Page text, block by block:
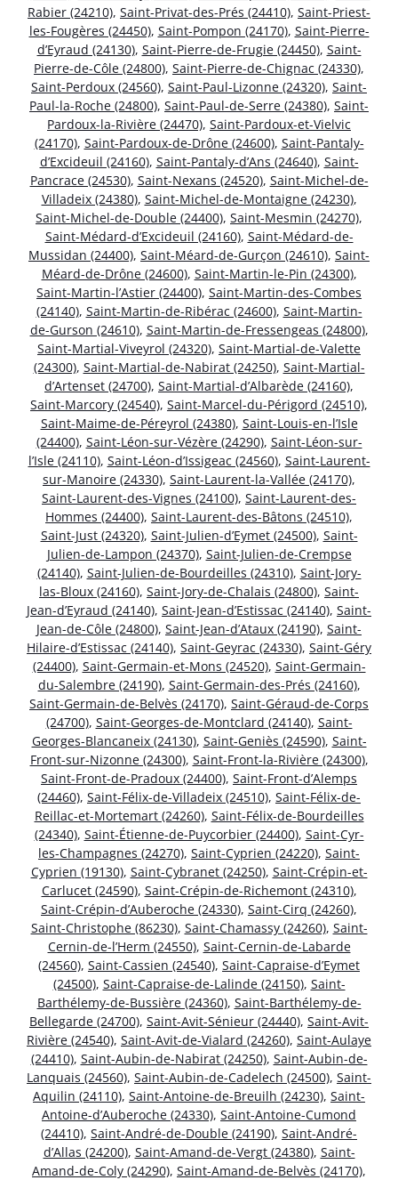
Rabier (24210), Saint-Privat-des-Prés (24410), Saint-Priest-
les-Fougères (24450), Saint-Pompon (24170), Saint-Pierre-
d’Eyraud (24130), Saint-Pierre-de-Frugie (24450), Saint-
Pierre-de-Côle (24800), Saint-Pierre-de-Chignac (24330),
Saint-Perdoux (24560), Saint-Paul-Lizonne (24320), Saint-
Paul-la-Roche (24800), Saint-Paul-de-Serre (24380), Saint-
Pardoux-la-Rivière (24470), Saint-Pardoux-et-Vielvic
(24170), Saint-Pardoux-de-Drône (24600), Saint-Pantaly-
d’Excideuil (24160), Saint-Pantaly-d’Ans (24640), Saint-
Pancrace (24530), Saint-Nexans (24520), Saint-Michel-de-
Villadeix (24380), Saint-Michel-de-Montaigne (24230),
Saint-Michel-de-Double (24400), Saint-Mesmin (24270),
Saint-Médard-d’Excideuil (24160), Saint-Médard-de-
Mussidan (24400), Saint-Méard-de-Gurçon (24610), Saint-
Méard-de-Drône (24600), Saint-Martin-le-Pin (24300),
Saint-Martin-l’Astier (24400), Saint-Martin-des-Combes
(24140), Saint-Martin-de-Ribérac (24600), Saint-Martin-
de-Gurson (24610), Saint-Martin-de-Fressengeas (24800),
Saint-Martial-Viveyrol (24320), Saint-Martial-de-Valette
(24300), Saint-Martial-de-Nabirat (24250), Saint-Martial-
d’Artenset (24700), Saint-Martial-d’Albarède (24160),
Saint-Marcory (24540), Saint-Marcel-du-Périgord (24510),
Saint-Maime-de-Péreyrol (24380), Saint-Louis-en-l’Isle
(24400), Saint-Léon-sur-Vézère (24290), Saint-Léon-sur-
l’Isle (24110), Saint-Léon-d’Issigeac (24560), Saint-Laurent-
sur-Manoire (24330), Saint-Laurent-la-Vallée (24170),
Saint-Laurent-des-Vignes (24100), Saint-Laurent-des-
Hommes (24400), Saint-Laurent-des-Bâtons (24510),
Saint-Just (24320), Saint-Julien-d’Eymet (24500), Saint-
Julien-de-Lampon (24370), Saint-Julien-de-Crempse
(24140), Saint-Julien-de-Bourdeilles (24310), Saint-Jory-
las-Bloux (24160), Saint-Jory-de-Chalais (24800), Saint-
Jean-d’Eyraud (24140), Saint-Jean-d’Estissac (24140), Saint-
Jean-de-Côle (24800), Saint-Jean-d’Ataux (24190), Saint-
Hilaire-d’Estissac (24140), Saint-Geyrac (24330), Saint-Géry
(24400), Saint-Germain-et-Mons (24520), Saint-Germain-
du-Salembre (24190), Saint-Germain-des-Prés (24160),
Saint-Germain-de-Belvès (24170), Saint-Géraud-de-Corps
(24700), Saint-Georges-de-Montclard (24140), Saint-
Georges-Blancaneix (24130), Saint-Geniès (24590), Saint-
Front-sur-Nizonne (24300), Saint-Front-la-Rivière (24300),
Saint-Front-de-Pradoux (24400), Saint-Front-d’Alemps
(24460), Saint-Félix-de-Villadeix (24510), Saint-Félix-de-
Reillac-et-Mortemart (24260), Saint-Félix-de-Bourdeilles
(24340), Saint-Étienne-de-Puycorbier (24400), Saint-Cyr-
les-Champagnes (24270), Saint-Cyprien (24220), Saint-
Cyprien (19130), Saint-Cybranet (24250), Saint-Crépin-et-
Carlucet (24590), Saint-Crépin-de-Richemont (24310),
Saint-Crépin-d’Auberoche (24330), Saint-Cirq (24260),
Saint-Christophe (86230), Saint-Chamassy (24260), Saint-
Cernin-de-l’Herm (24550), Saint-Cernin-de-Labarde
(24560), Saint-Cassien (24540), Saint-Capraise-d’Eymet
(24500), Saint-Capraise-de-Lalinde (24150), Saint-
Barthélemy-de-Bussière (24360), Saint-Barthélemy-de-
Bellegarde (24700), Saint-Avit-Sénieur (24440), Saint-Avit-
Rivière (24540), Saint-Avit-de-Vialard (24260), Saint-Aulaye
(24410), Saint-Aubin-de-Nabirat (24250), Saint-Aubin-de-
Lanquais (24560), Saint-Aubin-de-Cadelech (24500), Saint-
Aquilin (24110), Saint-Antoine-de-Breuilh (24230), Saint-
Antoine-d’Auberoche (24330), Saint-Antoine-Cumond
(24410), Saint-André-de-Double (24190), Saint-André-
d’Allas (24200), Saint-Amand-de-Vergt (24380), Saint-
Amand-de-Coly (24290), Saint-Amand-de-Belvès (24170),